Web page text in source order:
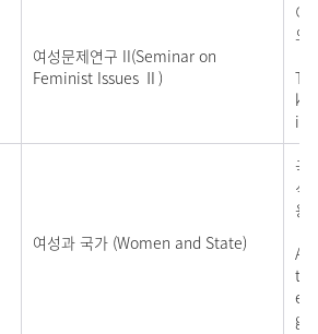
여성문제연구 II(Seminar on
Feminist Issues Ⅱ)
이
으
여성과 국가 (Women and State)
국
식
용
A
to